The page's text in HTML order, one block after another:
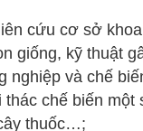
cứu cơ sở
giống, kỹ thuật
nghiệp và chế
chế biến một
thuốc…;